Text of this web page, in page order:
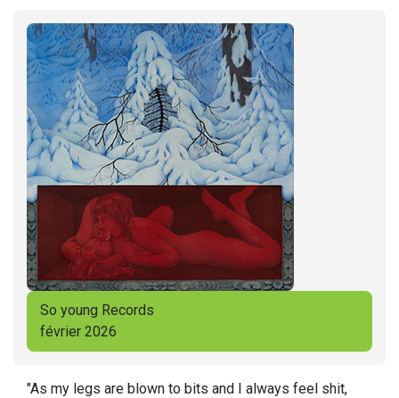
So young Records
février 2026
"As my legs are blown to bits and I always feel shit,